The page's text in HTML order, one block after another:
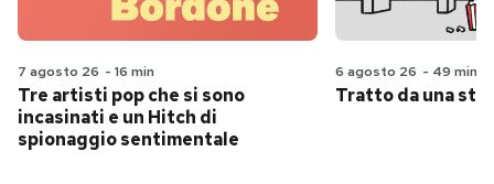
7 agosto 26 - 16 min
Tre artisti pop che si sono
incasinati e un Hitch di
spionaggio sentimentale
6 agosto 26 - 49 min
Tratto da una